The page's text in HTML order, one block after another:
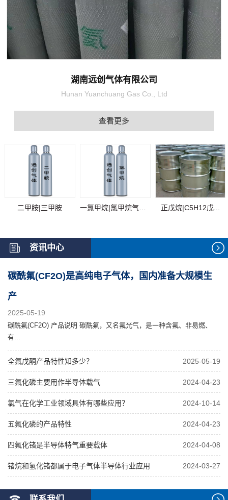
湖南远创气体有限公司
Hunan Yuanchuang Gas Co., Ltd
查看更多
二甲胺|三甲胺 正戊烷|C5H12戊...
资讯中心
碳酰氟(CF2O)是高纯电子气体，国内准备大规模生
产
2025-05-19
碳酰氟(CF2O) 产品说明 碳酰氟，又名氟光气，是一种含氟、非易燃、
有...
全氟戊酮产品特性知多少？ 2025-05-19
三氟化磷主要用作半导体载气 2024-04-23
氯气在化学工业领域具体有哪些应用？ 2024-10-14
五氟化磷的产品特性 2024-04-23
四氟化锗是半导体特气重要载体 2024-04-08
锗烷和氢化锗都属于电子气体半导体行业应用 2024-03-27